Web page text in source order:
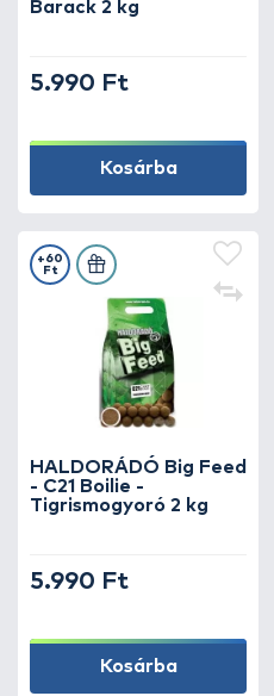
látványosan!
bojlit, és építs
Barack 2 kg
5.990 Ft
Kosárba
HALDORÁDÓ Big Feed
- C21 Boilie -
Tigrismogyoró 2 kg
+60
Ft
5.990 Ft
Kosárba